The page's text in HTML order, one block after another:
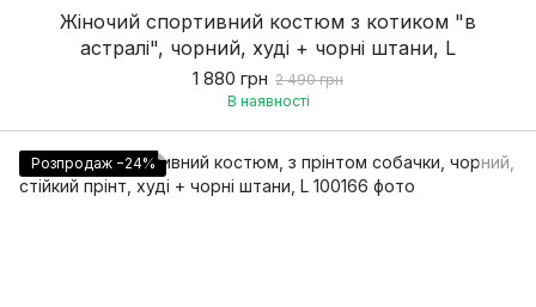
Жіночий спортивний костюм з котиком "в
астралі", чорний, худі + чорні штани, L
1 880 грн 2 490 грн
В наявності
Розпродаж −24%